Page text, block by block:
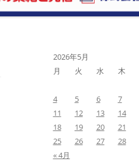
2026年5月
月
火 水 木
4
5 6 7
11
12 13 14
18
19 20 21
25
26 27 28
« 4月